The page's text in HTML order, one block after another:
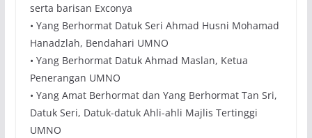
serta barisan Exconya
• Yang Berhormat Datuk Seri Ahmad Husni Mohamad
Hanadzlah, Bendahari UMNO
• Yang Berhormat Datuk Ahmad Maslan, Ketua
Penerangan UMNO
• Yang Amat Berhormat dan Yang Berhormat Tan Sri,
Datuk Seri, Datuk-datuk Ahli-ahli Majlis Tertinggi
UMNO